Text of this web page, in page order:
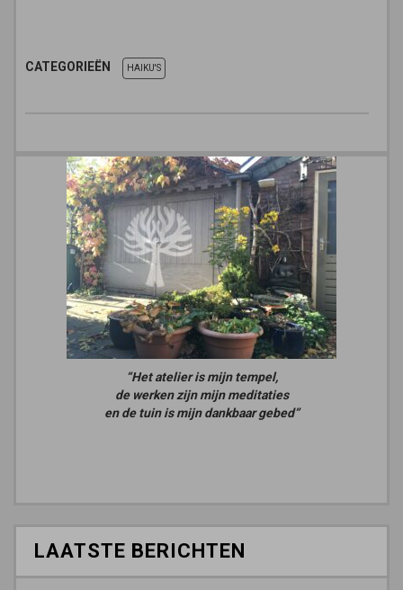
CATEGORIEËN HAIKU'S
“Het atelier is mijn tempel,
de werken zijn mijn meditaties
en de tuin is mijn dankbaar gebed”
LAATSTE BERICHTEN